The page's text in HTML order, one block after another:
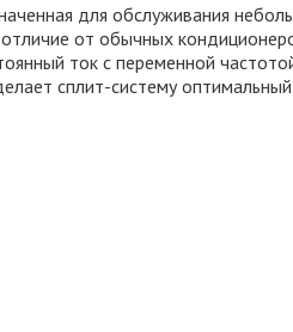
для обслуживания
от обычных
ток с переменной
сплит-систему